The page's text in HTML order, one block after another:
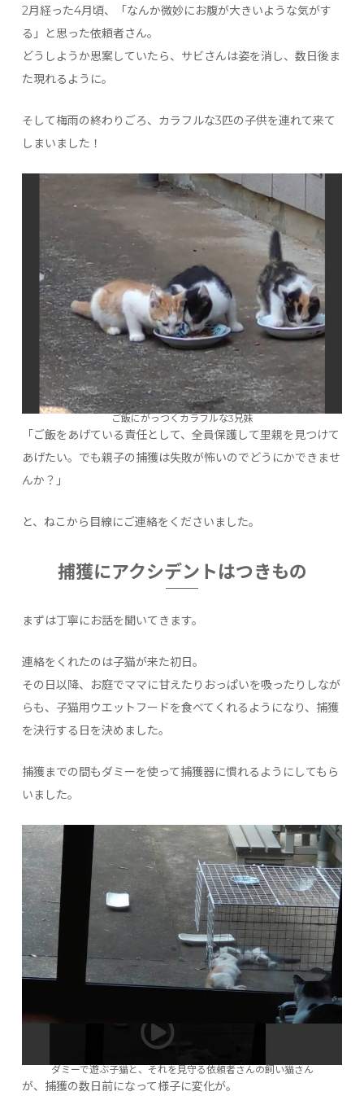
2月経った4月頃、「なんか微妙にお腹が大きいような気がす
る」と思った依頼者さん。
どうしようか思案していたら、サビさんは姿を消し、数日後ま
た現れるように。
そして梅雨の終わりごろ、カラフルな3匹の子供を連れて来て
しまいました！
ご飯にがっつくカラフルな3兄妹
「ご飯をあげている責任として、全員保護して里親を見つけて
あげたい。でも親子の捕獲は失敗が怖いのでどうにかできませ
んか？」
と、ねこから目線にご連絡をくださいました。
捕獲にアクシデントはつきもの
まずは丁寧にお話を聞いてきます。
連絡をくれたのは子猫が来た初日。
その日以降、お庭でママに甘えたりおっぱいを吸ったりしなが
らも、子猫用ウエットフードを食べてくれるようになり、捕獲
を決行する日を決めました。
捕獲までの間もダミーを使って捕獲器に慣れるようにしてもら
いました。
ダミーで遊ぶ子猫と、それを見守る依頼者さんの飼い猫さん
が、捕獲の数日前になって様子に変化が。